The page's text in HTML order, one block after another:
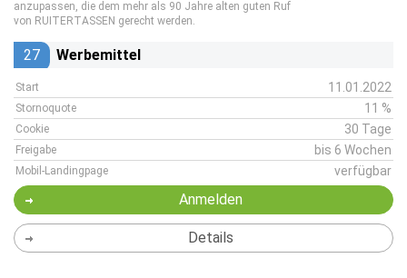
anzupassen, die dem mehr als 90 Jahre alten guten Ruf
von RUITERTASSEN gerecht werden.
27 Werbemittel
Start 11.01.2022
Stornoquote 11 %
Cookie 30 Tage
Freigabe bis 6 Wochen
Mobil-Landingpage verfügbar
Anmelden
Details